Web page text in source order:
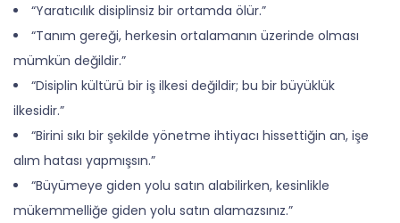
“Yaratıcılık disiplinsiz bir ortamda ölür.”
“Tanım gereği, herkesin ortalamanın üzerinde olması
mümkün değildir.”
“Disiplin kültürü bir iş ilkesi değildir; bu bir büyüklük
ilkesidir.”
“Birini sıkı bir şekilde yönetme ihtiyacı hissettiğin an, işe
alım hatası yapmışsın.”
“Büyümeye giden yolu satın alabilirken, kesinlikle
mükemmelliğe giden yolu satın alamazsınız.”